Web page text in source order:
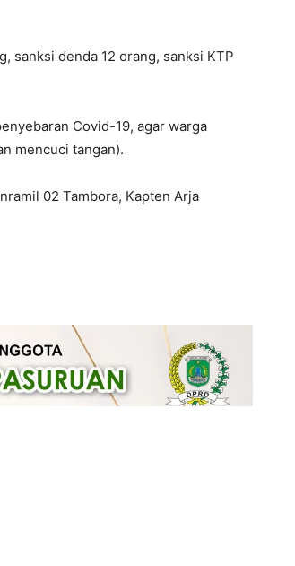
sanksi denda 12 orang, sanksi KTP
Covid-19, agar warga
mencuci tangan).
02 Tambora, Kapten Arja